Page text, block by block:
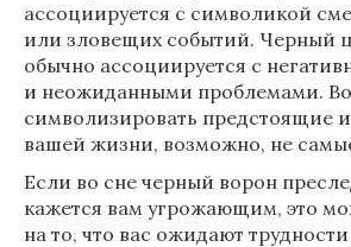
ассоциируется с символикой
или зловещих событий. Черный
обычно ассоциируется с
и неожиданными проблемами.
символизировать предстоящие
вашей жизни, возможно, не
Если во сне черный ворон
кажется вам угрожающим, это
на то, что вас ожидают